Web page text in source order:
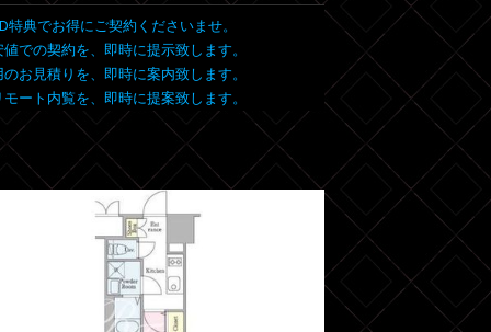
特典でお得にご契約くださいませ。
での契約を、即時に提示致します。
お見積りを、即時に案内致します。
ート内覧を、即時に提案致します。